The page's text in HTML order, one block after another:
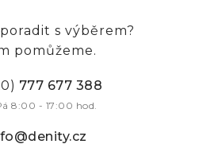
s výběrem?
pomůžeme.
777 677 388
8:00 - 17:00 hod.